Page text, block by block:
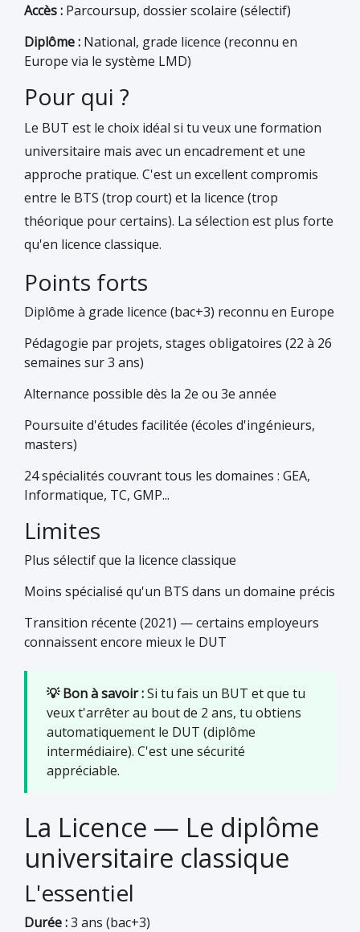
Accès : Parcoursup, dossier scolaire (sélectif)
Diplôme : National, grade licence (reconnu en
Europe via le système LMD)
Pour qui ?
Le BUT est le choix idéal si tu veux une formation
universitaire mais avec un encadrement et une
approche pratique. C'est un excellent compromis
entre le BTS (trop court) et la licence (trop
théorique pour certains). La sélection est plus forte
qu'en licence classique.
Points forts
Diplôme à grade licence (bac+3) reconnu en Europe
Pédagogie par projets, stages obligatoires (22 à 26
semaines sur 3 ans)
Alternance possible dès la 2e ou 3e année
Poursuite d'études facilitée (écoles d'ingénieurs,
masters)
24 spécialités couvrant tous les domaines : GEA,
Informatique, TC, GMP...
Limites
Plus sélectif que la licence classique
Moins spécialisé qu'un BTS dans un domaine précis
Transition récente (2021) — certains employeurs
connaissent encore mieux le DUT
💡 Bon à savoir :Si tu fais un BUT et que tu
veux t'arrêter au bout de 2 ans, tu obtiens
automatiquement le DUT (diplôme
intermédiaire). C'est une sécurité
appréciable.
La Licence — Le diplôme
universitaire classique
L'essentiel
Durée :3 ans (bac+3)